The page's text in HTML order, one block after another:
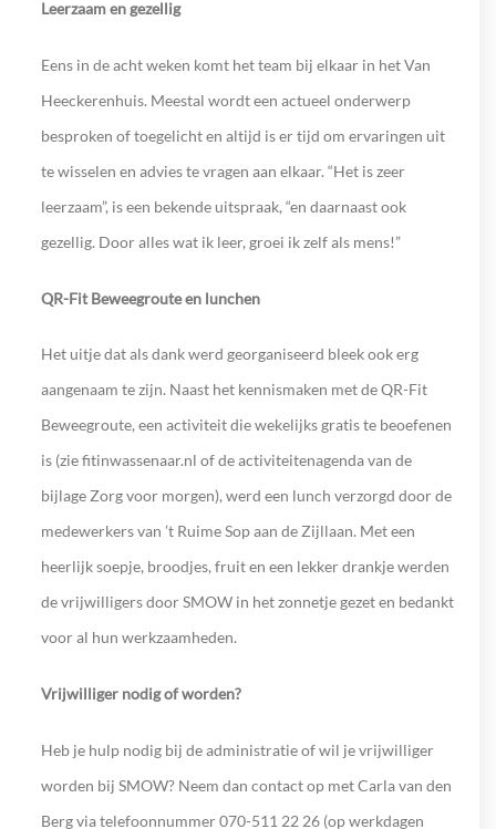
Leerzaam en gezellig
Eens in de acht weken komt het team bij elkaar in het Van
Heeckerenhuis. Meestal wordt een actueel onderwerp
besproken of toegelicht en altijd is er tijd om ervaringen uit
te wisselen en advies te vragen aan elkaar. “Het is zeer
leerzaam”, is een bekende uitspraak, “en daarnaast ook
gezellig. Door alles wat ik leer, groei ik zelf als mens!”
QR-Fit Beweegroute en lunchen
Het uitje dat als dank werd georganiseerd bleek ook erg
aangenaam te zijn. Naast het kennismaken met de QR-Fit
Beweegroute, een activiteit die wekelijks gratis te beoefenen
is (zie fitinwassenaar.nl of de activiteitenagenda van de
bijlage Zorg voor morgen), werd een lunch verzorgd door de
medewerkers van ’t Ruime Sop aan de Zijllaan. Met een
heerlijk soepje, broodjes, fruit en een lekker drankje werden
de vrijwilligers door SMOW in het zonnetje gezet en bedankt
voor al hun werkzaamheden.
Vrijwilliger nodig of worden?
Heb je hulp nodig bij de administratie of wil je vrijwilliger
worden bij SMOW? Neem dan contact op met Carla van den
Berg via telefoonnummer 070-511 22 26 (op werkdagen